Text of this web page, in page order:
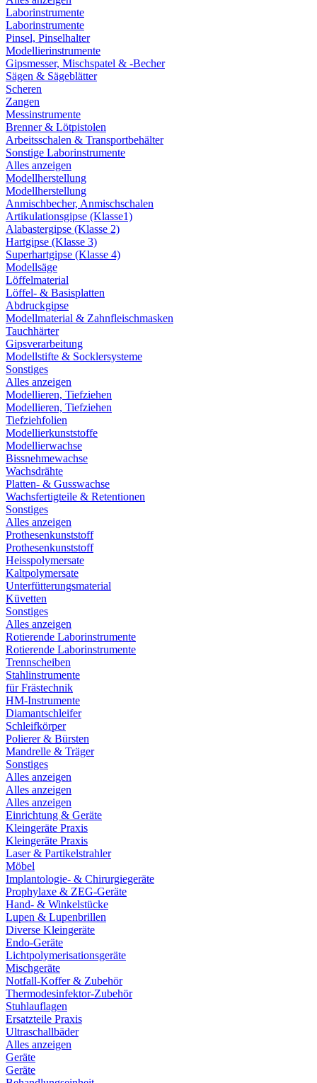
Laborinstrumente
Laborinstrumente
Pinsel, Pinselhalter
Modellierinstrumente
Gipsmesser, Mischspatel & -Becher
Sägen & Sägeblätter
Scheren
Zangen
Messinstrumente
Brenner & Lötpistolen
Arbeitsschalen & Transportbehälter
Sonstige Laborinstrumente
Alles anzeigen
Modellherstellung
Modellherstellung
Anmischbecher, Anmischschalen
Artikulationsgipse (Klasse1)
Alabastergipse (Klasse 2)
Hartgipse (Klasse 3)
Superhartgipse (Klasse 4)
Modellsäge
Löffelmaterial
Löffel- & Basisplatten
Abdruckgipse
Modellmaterial & Zahnfleischmasken
Tauchhärter
Gipsverarbeitung
Modellstifte & Socklersysteme
Sonstiges
Alles anzeigen
Modellieren, Tiefziehen
Modellieren, Tiefziehen
Tiefziehfolien
Modellierkunststoffe
Modellierwachse
Bissnehmewachse
Wachsdrähte
Platten- & Gusswachse
Wachsfertigteile & Retentionen
Sonstiges
Alles anzeigen
Prothesenkunststoff
Prothesenkunststoff
Heisspolymersate
Kaltpolymersate
Unterfütterungsmaterial
Küvetten
Sonstiges
Alles anzeigen
Rotierende Laborinstrumente
Rotierende Laborinstrumente
Trennscheiben
Stahlinstrumente
für Frästechnik
HM-Instrumente
Diamantschleifer
Schleifkörper
Polierer & Bürsten
Mandrelle & Träger
Sonstiges
Alles anzeigen
Alles anzeigen
Alles anzeigen
Einrichtung & Geräte
Kleingeräte Praxis
Kleingeräte Praxis
Laser & Partikelstrahler
Möbel
Implantologie- & Chirurgiegeräte
Prophylaxe & ZEG-Geräte
Hand- & Winkelstücke
Lupen & Lupenbrillen
Diverse Kleingeräte
Endo-Geräte
Lichtpolymerisationsgeräte
Mischgeräte
Notfall-Koffer & Zubehör
Thermodesinfektor-Zubehör
Stuhlauflagen
Ersatzteile Praxis
Ultraschallbäder
Alles anzeigen
Geräte
Geräte